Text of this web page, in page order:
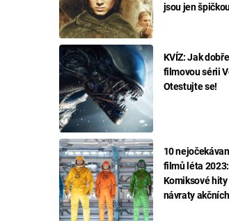
jsou jen
KVÍZ: Jak
filmovou sérii
Otestujte se!
10
filmů léta 2023:
Komiksové
návraty